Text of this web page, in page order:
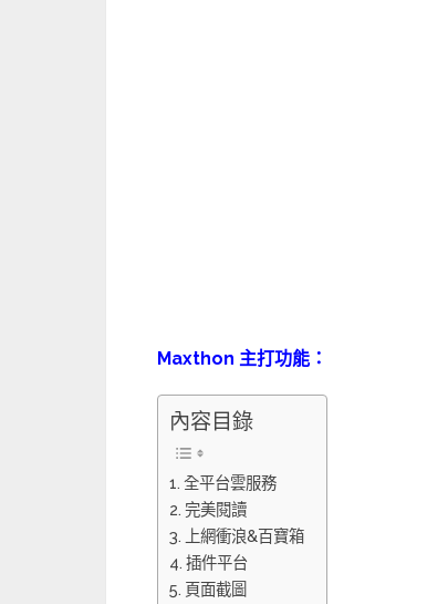
Maxthon 主打功能：
內容目錄
全平台雲服務
完美閱讀
上網衝浪&百寶箱
插件平台
頁面截圖